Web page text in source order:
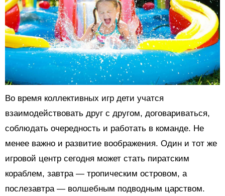
Во время коллективных игр дети учатся
взаимодействовать друг с другом, договариваться,
соблюдать очередность и работать в команде. Не
менее важно и развитие воображения. Один и тот же
игровой центр сегодня может стать пиратским
кораблем, завтра — тропическим островом, а
послезавтра — волшебным подводным царством.